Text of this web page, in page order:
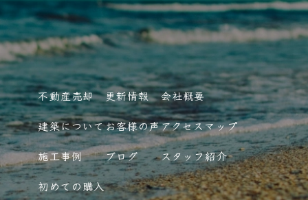
不動産売却
建築について
施工事例
初めての購入
更新情報
お客様の声
ブログ
会社概要
アクセスマップ
スタッフ紹介